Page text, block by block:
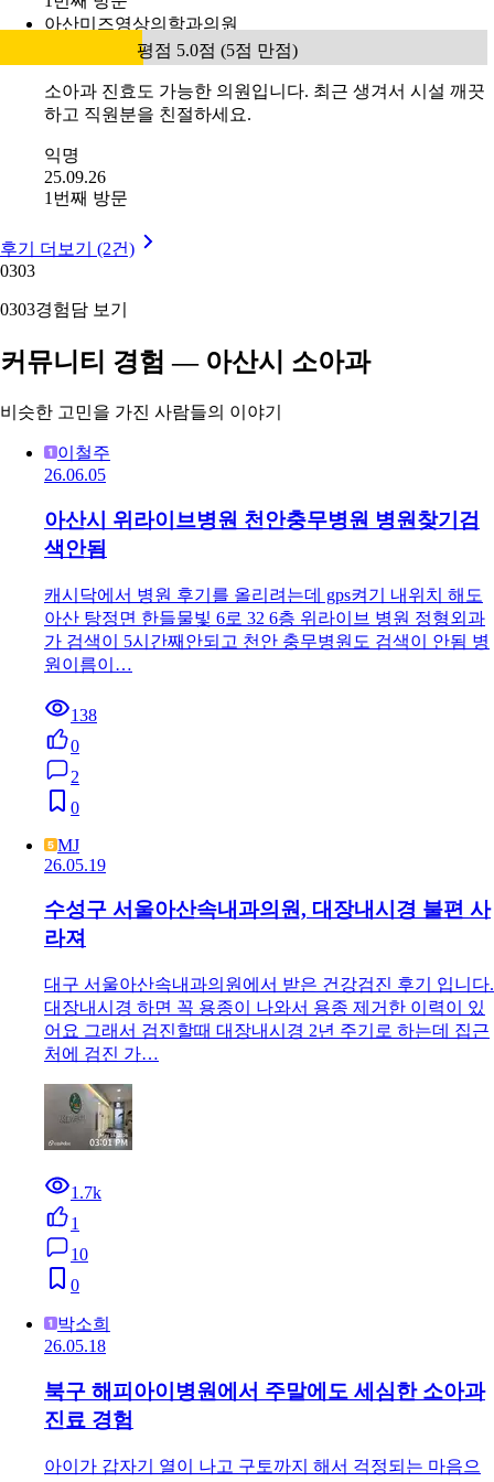
아산미즈영상의학과의원
평점 5.0점 (5점 만점)
소아과 진효도 가능한 의원입니다. 최근 생겨서 시설 깨끗
하고 직원분을 친절하세요.
익명
25.09.26
1번째 방문
후기 더보기 (2건)
0303
0303경험담 보기
커뮤니티 경험 — 아산시 소아과
비슷한 고민을 가진 사람들의 이야기
이철주
26.06.05
아산시 위라이브병원 천안충무병원 병원찾기검
색안됨
캐시닥에서 병원 후기를 올리려는데 gps켜기 내위치 해도
아산 탕정면 한들물빛 6로 32 6층 위라이브 병원 정형외과
가 검색이 5시간째안되고 천안 충무병원도 검색이 안됨 병
원이름이…
138
0
2
0
MJ
26.05.19
수성구 서울아산속내과의원, 대장내시경 불편 사
라져
대구 서울아산속내과의원에서 받은 건강검진 후기 입니다.
대장내시경 하면 꼭 용종이 나와서 용종 제거한 이력이 있
어요 그래서 검진할때 대장내시경 2년 주기로 하는데 집근
처에 검진 가…
1.7k
1
10
0
박소희
26.05.18
북구 해피아이병원에서 주말에도 세심한 소아과
진료 경험
아이가 갑자기 열이 나고 구토까지 해서 걱정되는 마음으